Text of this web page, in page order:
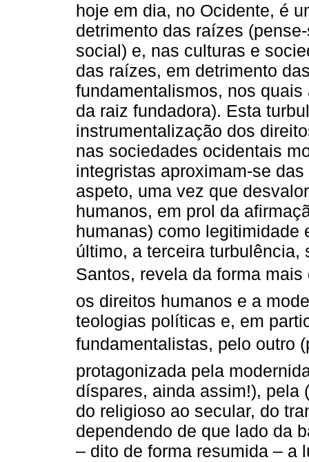
hoje em dia, no Ocidente, é
detrimento das raízes
social) e, nas culturas e
das raízes, em detrimento
fundamentalismos, nos
da raiz fundadora). Esta
instrumentalização dos
nas sociedades ocidentais
integristas aproximam-se
aspeto, uma vez que
humanos, em prol da
humanas) como legitimidade
último, a terceira turbulência,
Santos, revela da forma mais
os direitos humanos e a
teologias políticas e, em
fundamentalistas, pelo outro
protagonizada pela
díspares, ainda assim!), pela
do religioso ao secular, do
dependendo de que lado da
– dito de forma resumida – a